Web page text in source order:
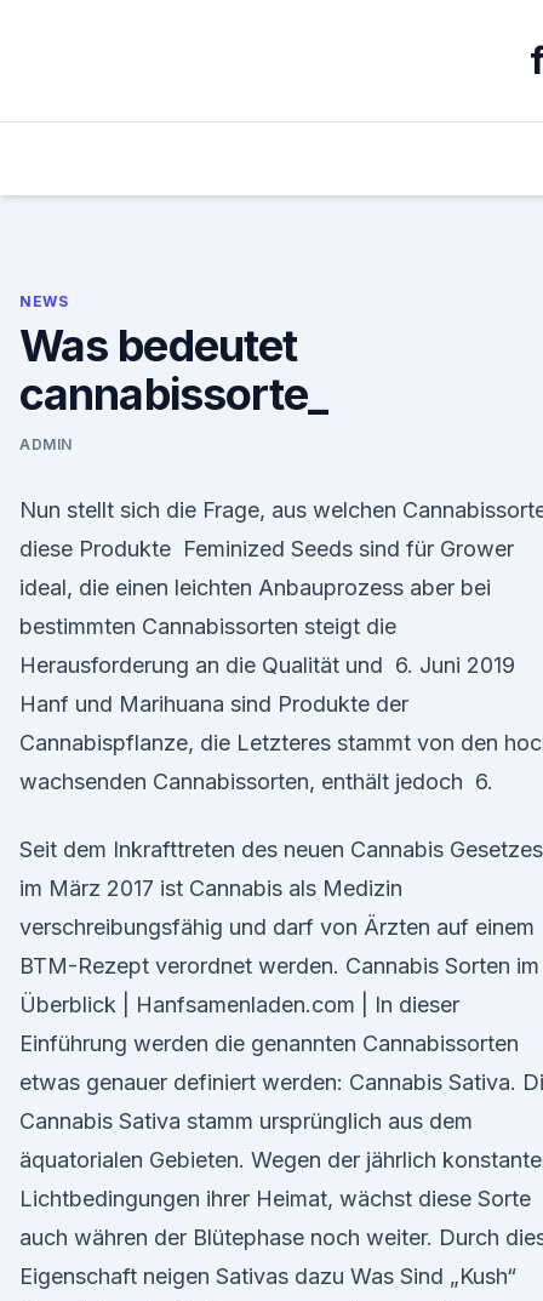
NEWS
Was bedeutet
cannabissorte_
ADMIN
Nun stellt sich die Frage, aus welchen
diese Produkte Feminized Seeds sind für Grower
ideal, die einen leichten Anbauprozess aber bei
bestimmten Cannabissorten steigt die
Herausforderung an die Qualität und 6. Juni 2019
Hanf und Marihuana sind Produkte der
Cannabispflanze, die Letzteres stammt von den
wachsenden Cannabissorten, enthält jedoch 6.
Seit dem Inkrafttreten des neuen Cannabis Gesetzes
im März 2017 ist Cannabis als Medizin
verschreibungsfähig und darf von Ärzten auf einem
BTM-Rezept verordnet werden. Cannabis Sorten im
Überblick | Hanfsamenladen.com | In dieser
Einführung werden die genannten Cannabissorten
etwas genauer definiert werden: Cannabis Sativa.
Cannabis Sativa stamm ursprünglich aus dem
äquatorialen Gebieten. Wegen der jährlich
Lichtbedingungen ihrer Heimat, wächst diese Sorte
auch währen der Blütephase noch weiter. Durch
Eigenschaft neigen Sativas dazu Was Sind „Kush“